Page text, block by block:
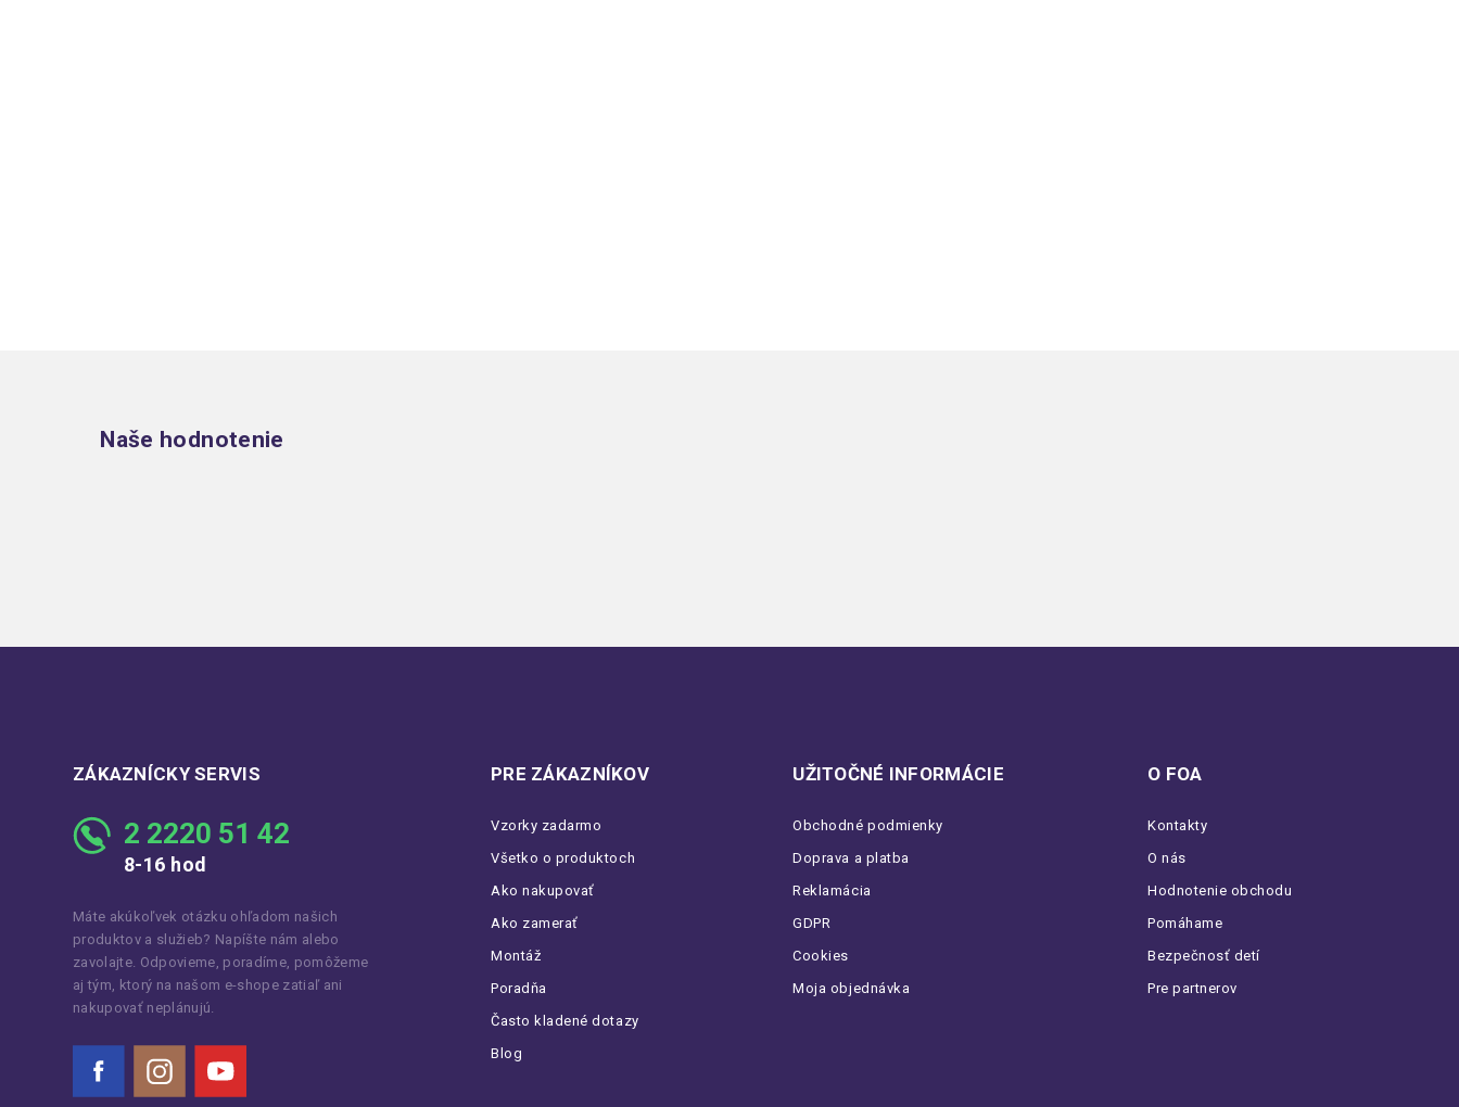
Naše hodnotenie
ZÁKAZNÍCKY SERVIS
2 2220 51 42
8-16 hod
Máte akúkoľvek otázku ohľadom našich
produktov a služieb? Napíšte nám alebo
zavolajte. Odpovieme, poradíme, pomôžeme
aj tým, ktorý na našom e-shope zatiaľ ani
nakupovať neplánujú.
Instagram
PRE ZÁKAZNÍKOV
Vzorky zadarmo
Všetko o produktoch
Ako nakupovať
Ako zamerať
Montáž
Poradňa
Často kladené dotazy
Blog
UŽITOČNÉ INFORMÁCIE
Obchodné podmienky
Doprava a platba
Reklamácia
GDPR
Cookies
Moja objednávka
O FOA
Kontakty
O nás
Hodnotenie obchodu
Pomáhame
Bezpečnosť detí
Pre partnerov